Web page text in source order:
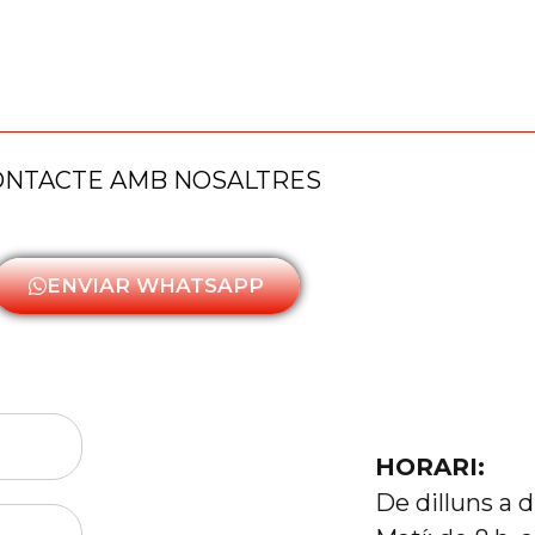
AMB NOSALTRES
ENVIAR WHATSAPP
HORARI:
De dilluns a